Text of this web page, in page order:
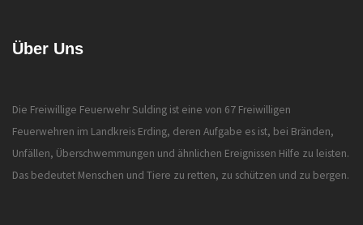
Über Uns
Die Freiwillige Feuerwehr Sulding ist eine von 67 Freiwilligen
Feuerwehren im Landkreis Erding, deren Aufgabe es ist, bei Bränden,
Unfällen, Überschwemmungen und ähnlichen Ereignissen Hilfe zu leisten.
Das bedeutet Menschen und Tiere zu retten, zu schützen und zu bergen.